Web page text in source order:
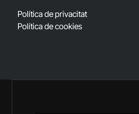
Política de privacitat
Política de cookies